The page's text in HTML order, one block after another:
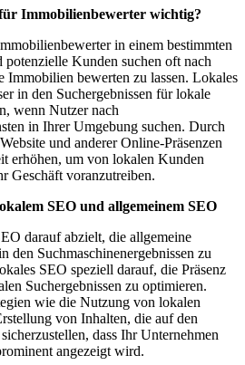
Immobilienbewerter wichtig?
in einem bestimmten
potenzielle Kunden suchen oft nach
Immobilien bewerten zu lassen. Lokales
in den Suchergebnissen für lokale
wenn Nutzer nach
in Ihrer Umgebung suchen. Durch
und anderer Online-Präsenzen
erhöhen, um von lokalen Kunden
Geschäft voranzutreiben.
SEO und allgemeinem SEO
darauf abzielt, die allgemeine
den Suchmaschinenergebnissen zu
SEO speziell darauf, die Präsenz
Suchergebnissen zu optimieren.
wie die Nutzung von lokalen
von Inhalten, die auf den
dass Ihr Unternehmen
angezeigt wird.